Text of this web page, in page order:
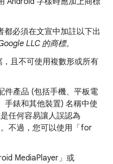
都必須在文宣中加註以下出
LLC 的商標。
且不可使用複數形或所有
件產品 (包括手機、平板電
手錶和其他裝置) 名稱中使
任何容易讓人誤認為
。不過，您可以使用「for
MediaPlayer」或